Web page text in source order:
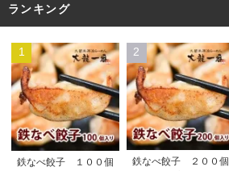
ランキング
1
鉄なべ餃子 １００個
2
鉄なべ餃子 ２００個